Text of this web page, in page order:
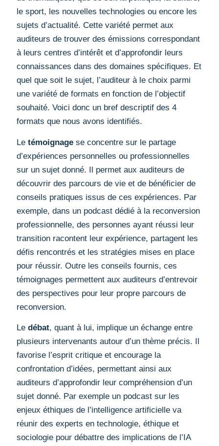
le sport, les nouvelles technologies ou encore les
sujets d’actualité. Cette variété permet aux
auditeurs de trouver des émissions correspondant
à leurs centres d’intérêt et d’approfondir leurs
connaissances dans des domaines spécifiques. Et
quel que soit le sujet, l’auditeur à le choix parmi
une variété de formats en fonction de l’objectif
souhaité. Voici donc un bref descriptif des 4
formats que nous avons identifiés.
Le témoignagese concentre sur le partage
d’expériences personnelles ou professionnelles
sur un sujet donné. Il permet aux auditeurs de
découvrir des parcours de vie et de bénéficier de
conseils pratiques issus de ces expériences. Par
exemple, dans un podcast dédié à la reconversion
professionnelle, des personnes ayant réussi leur
transition racontent leur expérience, partagent les
défis rencontrés et les stratégies mises en place
pour réussir. Outre les conseils fournis, ces
témoignages permettent aux auditeurs d’entrevoir
des perspectives pour leur propre parcours de
reconversion.
Le débat, quant à lui, implique un échange entre
plusieurs intervenants autour d’un thème précis. Il
favorise l’esprit critique et encourage la
confrontation d’idées, permettant ainsi aux
auditeurs d’approfondir leur compréhension d’un
sujet donné. Par exemple un podcast sur les
enjeux éthiques de l’intelligence artificielle va
réunir des experts en technologie, éthique et
sociologie pour débattre des implications de l’IA